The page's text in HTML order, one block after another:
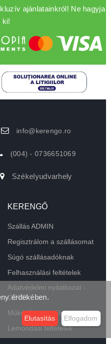
ajánlatainkról! Ne hagyja
ki!
info@kerengo.ro
(004) - 0736651069
Székelyudvarhely
KERENGŐ
Szállás ADMIN
Regisztrálom a szállásomat
Súgó szállásadóknak
Felhasználási feltételek
Adatvédelmi nyilatkozat -
GDPR
Működési szabályzat
Lemondási feltételek
érdekében.
Elutasítás Elfogadom